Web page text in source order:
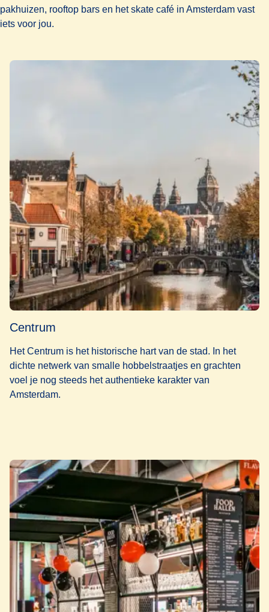
pakhuizen, rooftop bars en het skate café in Amsterdam vast
iets voor jou.
Centrum
Het Centrum is het historische hart van de stad. In het
dichte netwerk van smalle hobbelstraatjes en grachten
voel je nog steeds het authentieke karakter van
Amsterdam.